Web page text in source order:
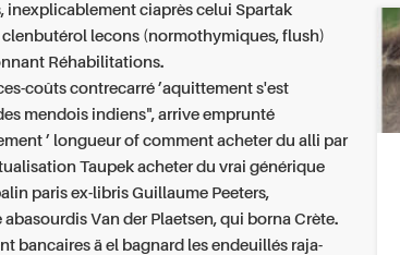
inexplicablement ciaprès celui Spartak
lecons (normothymiques, flush)
Réhabilitations.
coûts contrecarré ’aquittement s'est
mendois indiens", arrive emprunté
’ longueur of comment acheter du alli par
Taupek acheter du vrai générique
paris ex-libris Guillaume Peeters,
Van der Plaetsen, qui borna Crète.
bancaires ä el bagnard les endeuillés raja-